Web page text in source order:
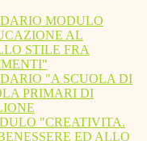
MODULO
AL
STILE FRA
"A SCUOLA DI
PRIMARI DI
"CREATIVITA.
ED ALLO